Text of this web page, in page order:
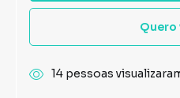
Quero
14 pessoas